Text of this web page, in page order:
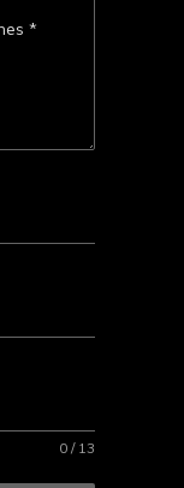
*
0 / 13